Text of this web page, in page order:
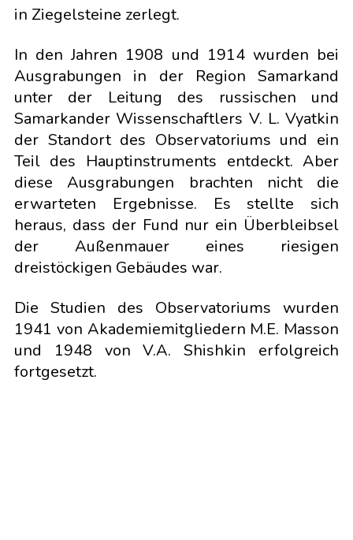
in Ziegelsteine zerlegt.
In den Jahren 1908 und 1914 wurden bei
Ausgrabungen in der Region Samarkand
unter der Leitung des russischen und
Samarkander Wissenschaftlers V. L. Vyatkin
der Standort des Observatoriums und ein
Teil des Hauptinstruments entdeckt. Aber
diese Ausgrabungen brachten nicht die
erwarteten Ergebnisse. Es stellte sich
heraus, dass der Fund nur ein Überbleibsel
der Außenmauer eines riesigen
dreistöckigen Gebäudes war.
Die Studien des Observatoriums wurden
1941 von Akademiemitgliedern M.E. Masson
und 1948 von V.A. Shishkin erfolgreich
fortgesetzt.